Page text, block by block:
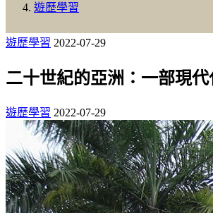
遊歷學習
遊歷學習 2022-07-29
二十世紀的亞洲：一部現
遊歷學習 2022-07-29